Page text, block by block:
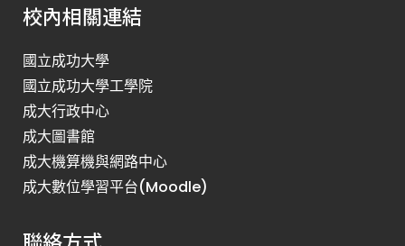
校內相關連結
國立成功大學
國立成功大學工學院
成大行政中心
成大圖書館
成大機算機與網路中心
成大數位學習平台(Moodle)